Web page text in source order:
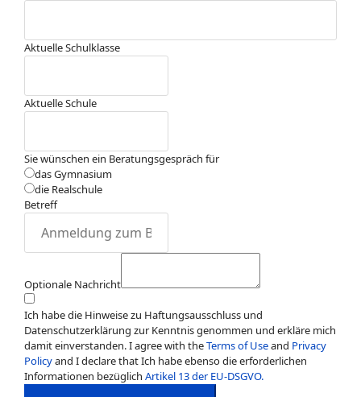
Aktuelle Schulklasse
Aktuelle Schule
Sie wünschen ein Beratungsgespräch für
das Gymnasium
die Realschule
Betreff
Optionale Nachricht
Ich habe die Hinweise zu Haftungsausschluss und
Datenschutzerklärung zur Kenntnis genommen und erkläre mich
damit einverstanden. I agree with theTerms of Useand Privacy
Policyand I declare that Ich habe ebenso die erforderlichen
Informationen bezüglich Artikel 13 der EU-DSGVO.